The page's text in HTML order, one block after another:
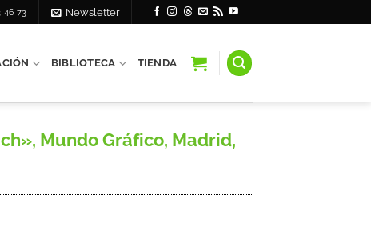
46 73 Newsletter
BIBLIOTECA TIENDA
Mundo Gráfico, Madrid,